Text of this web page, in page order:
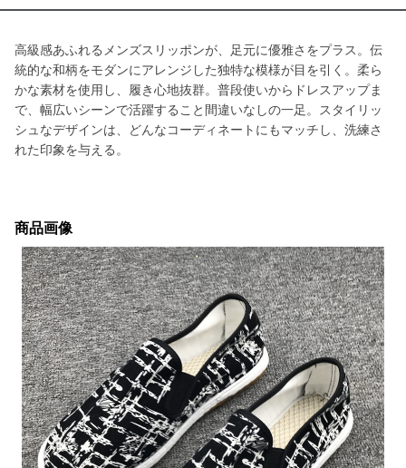
高級感あふれるメンズスリッポンが、足元に優雅さをプラス。伝
統的な和柄をモダンにアレンジした独特な模様が目を引く。柔ら
かな素材を使用し、履き心地抜群。普段使いからドレスアップま
で、幅広いシーンで活躍すること間違いなしの一足。スタイリッ
シュなデザインは、どんなコーディネートにもマッチし、洗練さ
れた印象を与える。
商品画像